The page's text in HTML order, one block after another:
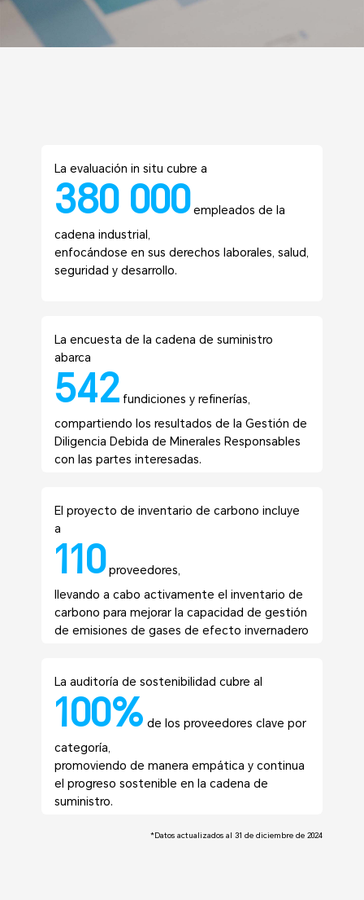
La evaluación in situ cubre a
380 000 empleados de la
cadena industrial,
enfocándose en sus derechos laborales, salud,
seguridad y desarrollo.
La encuesta de la cadena de suministro
abarca
542 fundiciones y refinerías,
compartiendo los resultados de la Gestión de
Diligencia Debida de Minerales Responsables
con las partes interesadas.
El proyecto de inventario de carbono incluye
a
110 proveedores,
llevando a cabo activamente el inventario de
carbono para mejorar la capacidad de gestión
de emisiones de gases de efecto invernadero
La auditoría de sostenibilidad cubre al
100% de los proveedores clave por
categoría,
promoviendo de manera empática y continua
el progreso sostenible en la cadena de
suministro.
*Datos actualizados al 31 de diciembre de 2024